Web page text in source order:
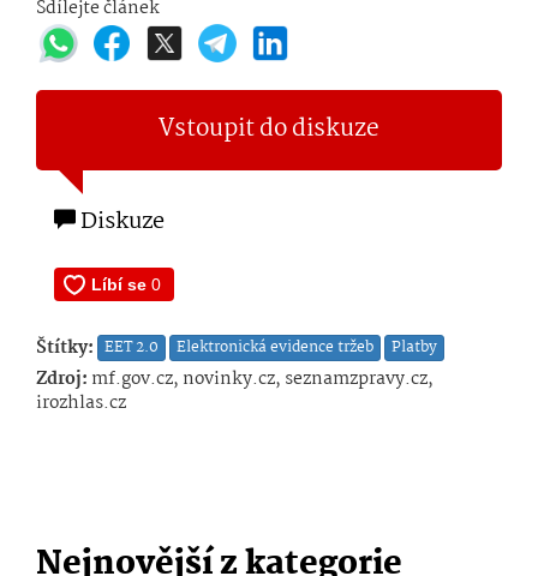
Sdílejte článek
Vstoupit do diskuze
Diskuze
Štítky: EET 2.0 Elektronická evidence tržeb Platby
Zdroj: mf.gov.cz, novinky.cz, seznamzpravy.cz,
irozhlas.cz
Nejnovější z kategorie